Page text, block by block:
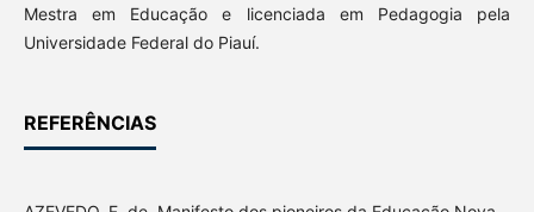
Mestra em Educação e licenciada em Pedagogia pela
Universidade Federal do Piauí.
REFERÊNCIAS